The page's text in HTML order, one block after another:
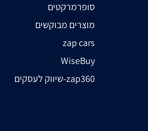
סופרמרקטים
מוצרים מבוקשים
zap cars
WiseBuy
שיווק לעסקים-zap360